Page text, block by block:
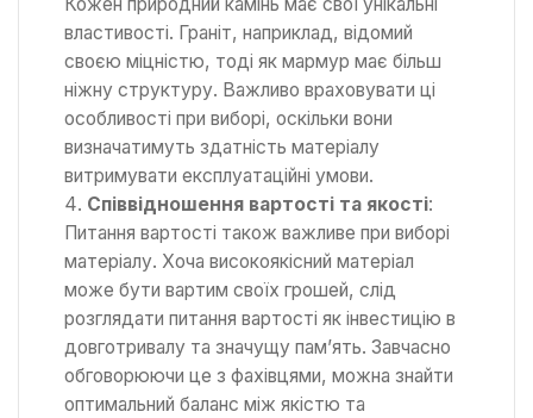
властивості. Граніт, наприклад, відомий
своєю міцністю, тоді як мармур має більш
ніжну структуру. Важливо враховувати ці
особливості при виборі, оскільки вони
визначатимуть здатність матеріалу
витримувати експлуатаційні умови.
Співвідношення вартості та якості:
Питання вартості також важливе при виборі
матеріалу. Хоча високоякісний матеріал
може бути вартим своїх грошей, слід
розглядати питання вартості як інвестицію в
довготривалу та значущу пам’ять. Завчасно
обговорюючи це з фахівцями, можна знайти
оптимальний баланс між якістю та